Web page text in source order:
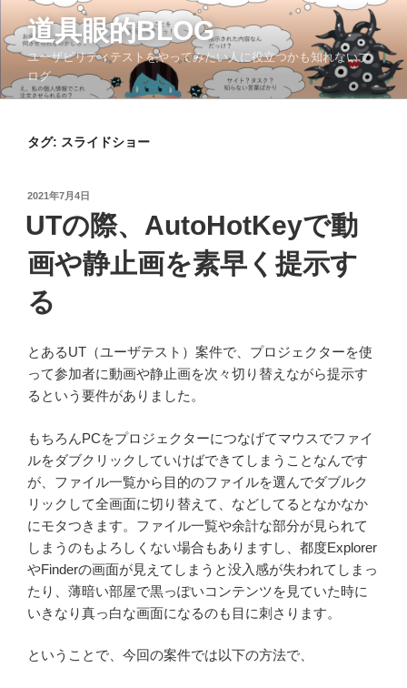
ン
テ
ツ
道具眼的BLOG
ユーザビリティテストをやってみたい人に役立つかも知れないブ
ログ
タグ: スライドショー
投
日:
2021年7月4日
UTの際、AutoHotKeyで動
画や静止画を素早く提示す
る
とあるUT（ユーザテスト）案件で、プロジェクターを使
って参加者に動画や静止画を次々切り替えながら提示す
るという要件がありました。
もちろんPCをプロジェクターにつなげてマウスでファイ
ルをダブクリックしていけばできてしまうことなんです
が、ファイル一覧から目的のファイルを選んでダブルク
リックして全画面に切り替えて、などしてるとなかなか
にモタつきます。ファイル一覧や余計な部分が見られて
しまうのもよろしくない場合もありますし、都度Explorer
やFinderの画面が見えてしまうと没入感が失われてしまっ
たり、薄暗い部屋で黒っぽいコンテンツを見ていた時に
いきなり真っ白な画面になるのも目に刺さります。
ということで、今回の案件では以下の方法で、